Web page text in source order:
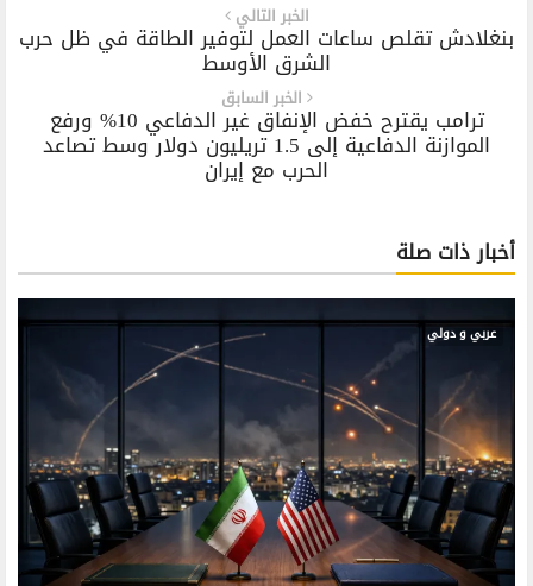
الخبر التالي
بنغلادش تقلص ساعات العمل لتوفير الطاقة في ظل حرب
الشرق الأوسط
الخبر السابق
ترامب يقترح خفض الإنفاق غير الدفاعي 10% ورفع
الموازنة الدفاعية إلى 1.5 تريليون دولار وسط تصاعد
الحرب مع إيران
أخبار ذات صلة
عربي و دولي